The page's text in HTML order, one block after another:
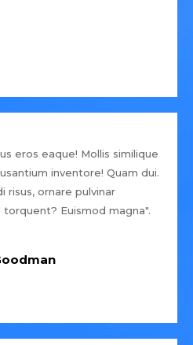
eros eaque! Mollis similique
inventore! Quam dui.
risus, ornare pulvinar
Euismod magna".